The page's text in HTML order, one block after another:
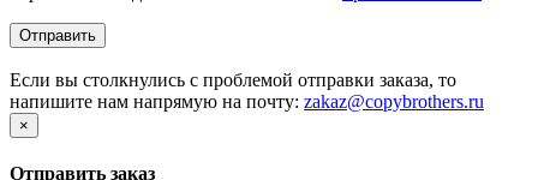
Если вы столкнулись с проблемой отправки заказа, то
напишите нам напрямую на почту: zakaz@copybrothers.ru
×
Отправить заказ